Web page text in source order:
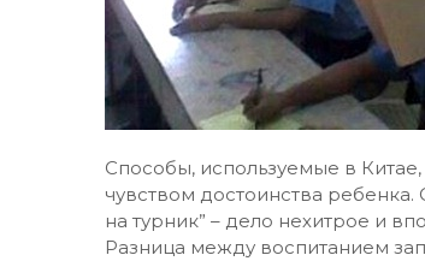
Способы, используемые в
чувством достоинства
на турник” – дело нехитрое и
Разница между воспитанием